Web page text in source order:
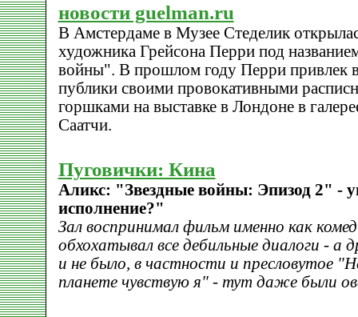
новости guelman.ru
В Амстердаме в Музее Стеделик
художника Грейсона Перри под
войны". В прошлом году Перри привлек
публики своими провокативными
горшками на выставке в Лондоне в
Саатчи.
Пуговички: Кина
Аликс: "Звездные войны: Эпизод 2" -
исполнение?"
Зал воспринимал фильм именно как
обхохатывал все дебильные диалоги - а
и не было, в частности и пресловутое
планете чувствую я" - тут даже были